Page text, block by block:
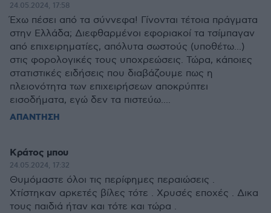
24.05.2024, 17:58
Έχω πέσει από τα σύννεφα! Γίνονται τέτοια πράγματα
στην Ελλάδα; Διεφθαρμένοι εφοριακοί τα τσίμπαγαν
από επιχειρηματίες, απόλυτα σωστούς (υποθέτω...)
στις φορολογικές τους υποχρεώσεις. Τώρα, κάποιες
στατιστικές ειδήσεις που διαβάζουμε πως η
πλειονότητα των επιχειρήσεων αποκρύπτει
εισοδήματα, εγώ δεν τα πιστεύω....
ΑΠΑΝΤΗΣΗ
Κράτος μπου
24.05.2024, 17:32
Θυμόμαστε όλοι τις περίφημες περαιώσεις .
Χτίστηκαν αρκετές βίλες τότε . Χρυσές εποχές . Δικα
τους παιδιά ήταν και τότε και τώρα .